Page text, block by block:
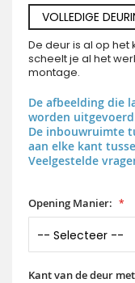
VOLLEDIGE
De deur is al op
scheelt je al het
montage.
De afbeelding die
worden
De inbouwruimte
aan elke kant
Veelgestelde
Opening Manier:
Kant van de deur